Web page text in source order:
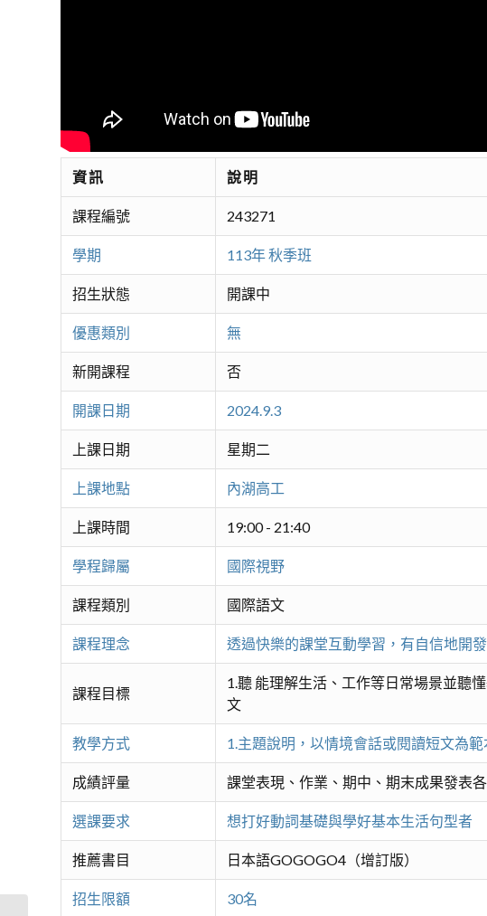
資訊 說明
課程編號 243271
學期 113年 秋季班
招生狀態 開課中
優惠類別 無
新開課程 否
開課日期 2024.9.3
上課日期 星期二
上課地點 內湖高工
上課時間 19:00 - 21:40
學程歸屬 國際視野
課程類別 國際語文
課程理念 透過快樂的課堂互動學習，有自信地開
課程目標
1.聽 能理解生活、工作等日常場景並聽
文
教學方式 1.主題說明，以情境會話或閱讀短文為
成績評量 課堂表現、作業、期中、期末成果發表
選課要求 想打好動詞基礎與學好基本生活句型者
推薦書目 日本語GOGOGO4（增訂版）
招生限額 30名